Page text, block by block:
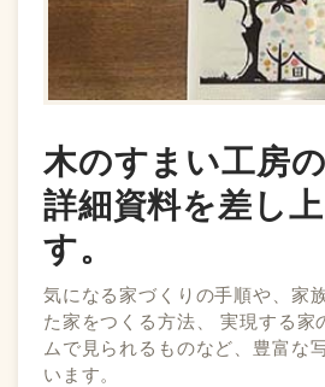
木のすまい工房の
詳細資料を差し
す。
気になる家づくりの手順や、家
た家をつくる方法、 実現する家
ムで見られるものなど、豊富な
います。